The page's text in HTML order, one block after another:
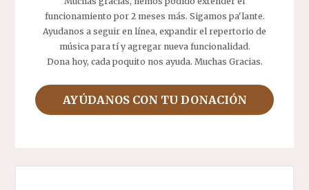
funcionamiento por 2 meses más. Sigamos pa'lante.
Ayudanos a seguir en línea, expandir el repertorio de
música para tí y agregar nueva funcionalidad.
Dona hoy, cada poquito nos ayuda. Muchas Gracias.
AYÚDANOS CON TU DONACIÓN